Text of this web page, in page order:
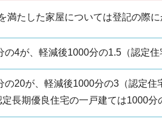
たした家屋については登記の際に
の4が、軽減後1000分の1.5（認定住
の20が、軽減後1000分の3（認定住
長期優良住宅の一戸建ては1000分